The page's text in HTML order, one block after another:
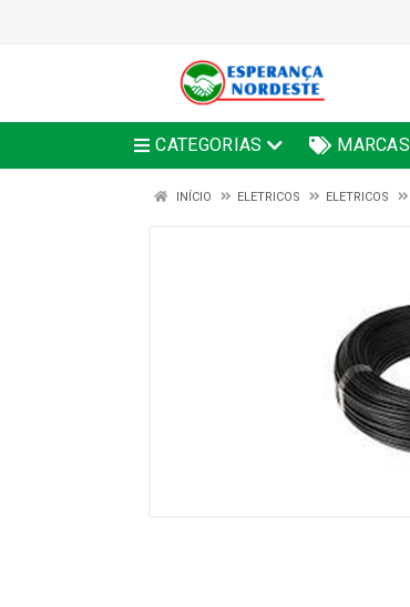
CATEGORIAS MARCAS
INÍCIO ELETRICOS ELETRICOS